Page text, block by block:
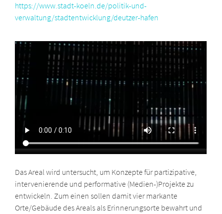
https://www.stadt-koeln.de/politik-und-
verwaltung/stadtentwicklung/deutzer-hafen
Das Areal wird untersucht, um Konzepte für partizipative,
intervenierende und performative (Medien-)Projekte zu
entwickeln. Zum einen sollen damit vier markante
Orte/Gebäude des Areals als Erinnerungsorte bewahrt und